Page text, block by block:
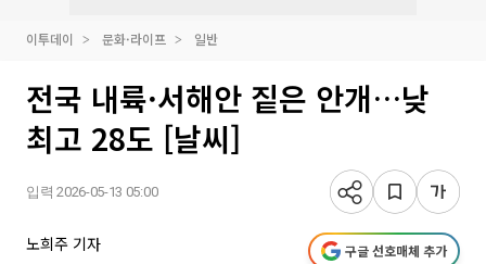
이투데이 문화·라이프 일반
전국 내륙·서해안 짙은 안개…낮
최고 28도 [날씨]
입력 2026-05-13 05:00
노희주 기자 구글 선호매체 추가